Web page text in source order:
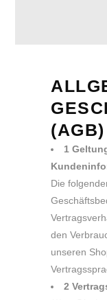
(AGB)
1
Die
den
unseren
2